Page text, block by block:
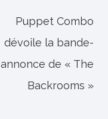
Puppet Combo
dévoile la bande-
annonce de « The
Backrooms »